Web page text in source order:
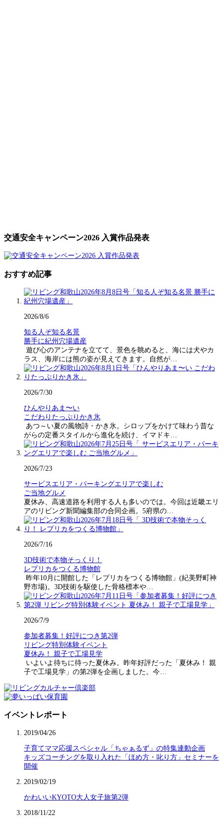
交通安全キャンペーン2026 入賞作品発表
おすすめ記事
2026/8/6
知る人ぞ知る名景
勝手に紀州穴場遺産
遊び心のアンテナを立てて、景色を眺めると、海には犬やカ
ラス、海岸には熊の姿が見えてきます。自然が…
2026/7/30
ひんやりあま〜い
こだわりたっぷりかき氷
あつ～い夏の風物詩・かき氷。シロップをかけて味わう昔な
がらの定番スタイルから進化を続け、イマドキ…
2026/7/23
サービスエリア・パーキングエリアで楽しむ
ご当地グルメ
夏休み、高速道路を利用する人も多いのでは。今回は近畿エリ
アのリビング新聞編集部の合同企画。5府県の…
2026/7/16
3D技術で本物そっくり！
レプリカをつくる博物館
昨年10月に開館した「レプリカをつくる博物館」(紀美野町神
野市場)。3D技術を駆使した骨格標本や…
2026/7/9
参加者募集！好評につき第2弾
リビング特別体験イベント
夏休み！ 親子で工場見学
いよいよ待ちに待った夏休み。昨年好評だった「夏休み！ 親
子で工場見学」の第2弾を企画しました。今…
イベントレポート
2019/04/26
子育てママ応援スペシャル「ちゃぁるず」の特集連動企画
キッズコーチングを取り入れた「ほめ方・叱り方」セミナーを
開催
2019/02/19
かわいいKYOTO大人女子旅第2弾
2018/11/22